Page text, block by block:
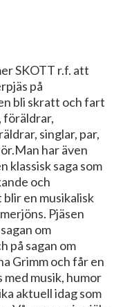
SKOTT r.f. att
på
bli skratt och fart
föräldrar,
singlar, par,
har även
klassisk saga som
och
en musikalisk
Pjäsen
om
på sagan om
Grimm och får en
musik, humor
aktuell idag som